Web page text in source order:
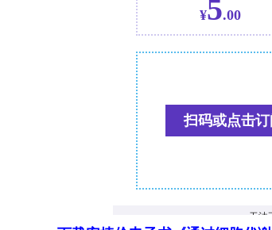
工具。不过，不同模型之
将这些模型生成的答案用